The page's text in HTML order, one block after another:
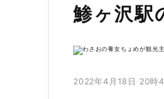
鯵ヶ沢駅
2022年4月18日 20時